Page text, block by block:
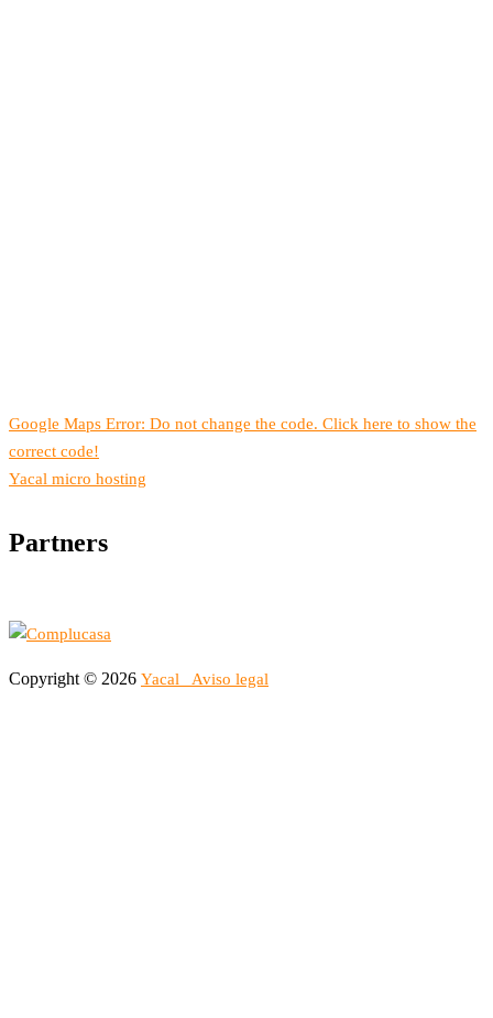
Google Maps Error: Do not change the code. Click here to show the
correct code!
Yacal micro hosting
Partners
Copyright © 2026 Yacal Aviso legal